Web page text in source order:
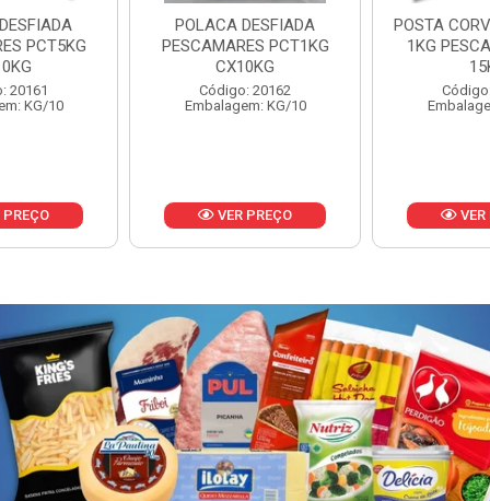
PCT1KG
20162
KG/10
PREÇO
POSTA CORVINA PACOTE
1KG PESCAMARES CX
15KG
Código: 22469
Embalagem: KG/15
VER PREÇO VER